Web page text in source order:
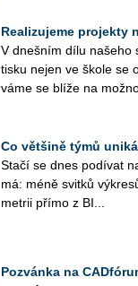
Realizujeme projekty
V dneš­ním dílu na­še­ho
tisku nejen ve škole se
vá­me se blíže na
Co většině týmů
Stačí se dnes po­dí­vat
má: méně svit­ků
me­t­rii přímo z BI...
Pozvánka na